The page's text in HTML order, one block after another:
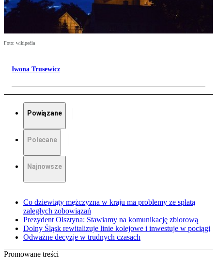
Foto: wikipedia
Iwona Trusewicz
Powiązane
Polecane
Najnowsze
Co dziewiąty mężczyzna w kraju ma problemy ze spłatą
zaległych zobowiązań
Prezydent Olsztyna: Stawiamy na komunikację zbiorową
Dolny Śląsk rewitalizuje linie kolejowe i inwestuje w pociągi
Odważne decyzje w trudnych czasach
Promowane treści